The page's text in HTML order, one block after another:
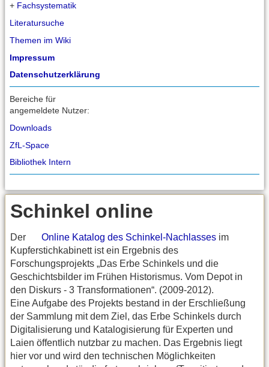
+ Fachsystematik
Literatursuche
Themen im Wiki
Impressum
Datenschutzerklärung
Bereiche für
angemeldete Nutzer:
Downloads
ZfL-Space
Bibliothek Intern
Schinkel online
Der Online Katalog des Schinkel-Nachlasses im
Kupferstichkabinett ist ein Ergebnis des
Forschungsprojekts „Das Erbe Schinkels und die
Geschichtsbilder im Frühen Historismus. Vom Depot in
den Diskurs - 3 Transformationen“. (2009-2012).
Eine Aufgabe des Projekts bestand in der Erschließung
der Sammlung mit dem Ziel, das Erbe Schinkels durch
Digitalisierung und Katalogisierung für Experten und
Laien öffentlich nutzbar zu machen. Das Ergebnis liegt
hier vor und wird den technischen Möglichkeiten